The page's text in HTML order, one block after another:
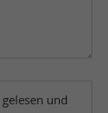
gelesen und